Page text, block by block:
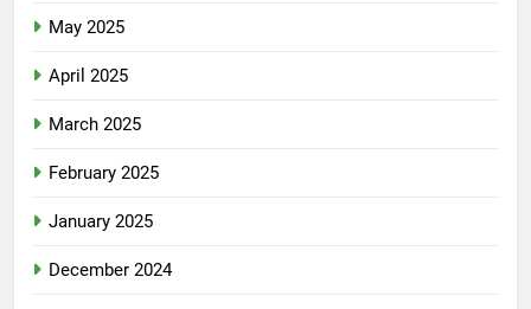
May 2025
April 2025
March 2025
February 2025
January 2025
December 2024